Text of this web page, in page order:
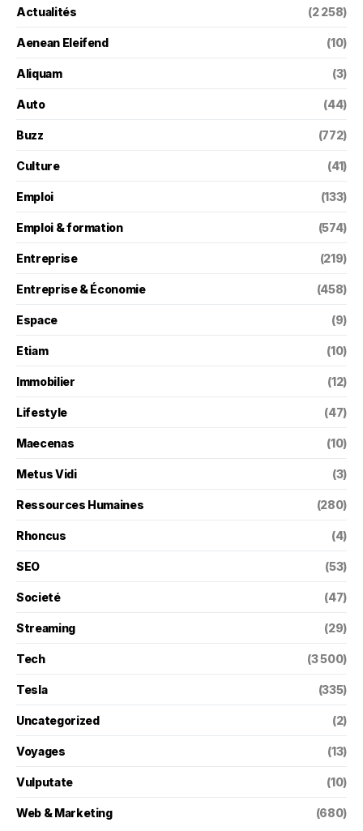
Actualités (2 258)
Aenean Eleifend (10)
Aliquam (3)
Auto (44)
Buzz (772)
Culture (41)
Emploi (133)
Emploi & formation (574)
Entreprise (219)
Entreprise & Économie (458)
Espace (9)
Etiam (10)
Immobilier (12)
Lifestyle (47)
Maecenas (10)
Metus Vidi (3)
Ressources Humaines (280)
Rhoncus (4)
SEO (53)
Societé (47)
Streaming (29)
Tech (3 500)
Tesla (335)
Uncategorized (2)
Voyages (13)
Vulputate (10)
Web & Marketing (680)